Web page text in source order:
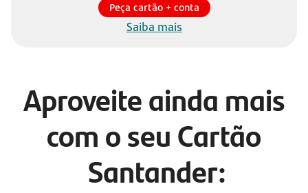
Peça cartão + conta
Saiba mais
Aproveite ainda mais
com o seu Cartão
Santander: